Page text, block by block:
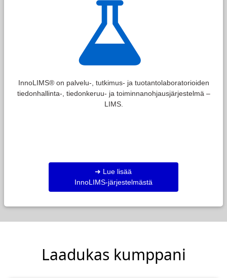
InnoLIMS® on palvelu-, tutkimus- ja tuotantolaboratorioiden
tiedonhallinta-, tiedonkeruu- ja toiminnanohjausjärjestelmä –
LIMS.
➜ Lue lisää
InnoLIMS-järjestelmästä
Laadukas kumppani